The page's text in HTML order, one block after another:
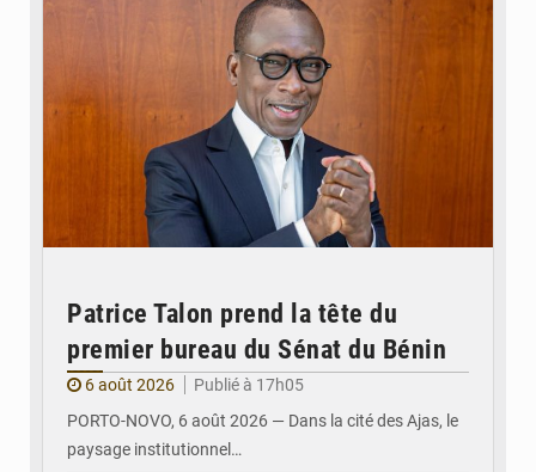
Patrice Talon prend la tête du
premier bureau du Sénat du Bénin
6 août 2026
Publié à 17h05
PORTO-NOVO, 6 août 2026 — Dans la cité des Ajas, le
paysage institutionnel…